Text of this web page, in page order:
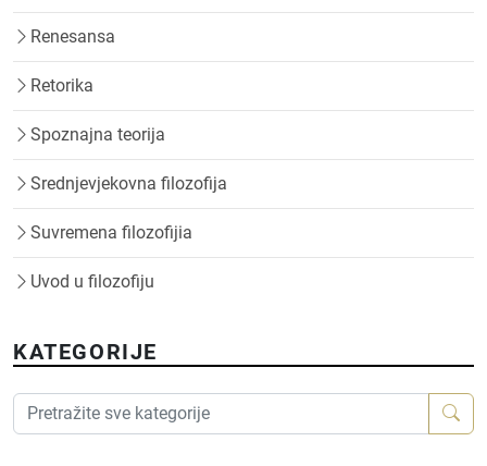
Renesansa
Retorika
Spoznajna teorija
Srednjevjekovna filozofija
Suvremena filozofijia
Uvod u filozofiju
KATEGORIJE